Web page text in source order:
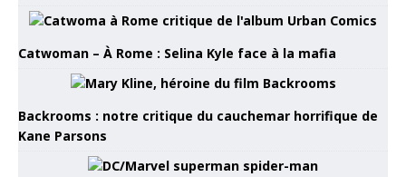
Catwoman – À Rome : Selina Kyle face à la mafia
Backrooms : notre critique du cauchemar horrifique de
Kane Parsons